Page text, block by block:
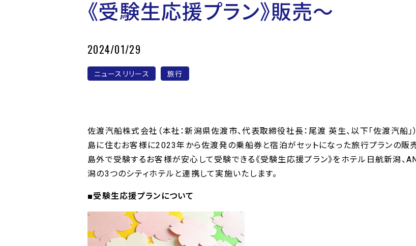
《受験生応援プラン》販売～
2024/01/29
ニュースリリース 旅行
佐渡汽船株式会社（本社：新潟県佐渡市、代表取締役社長：尾渡 英生、以下「佐渡汽船
島に住むお客様に2023年から佐渡発の乗船券と宿泊がセットになった旅行プランの販
島外で受験するお客様が安心して受験できる《受験生応援プラン》をホテル日航新潟、
潟の3つのシティホテルと連携して実施いたします。
■受験生応援プランについて